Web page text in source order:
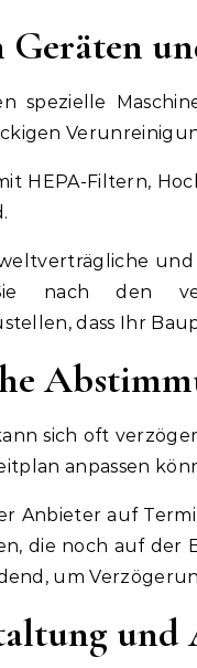
Geräten
spezielle
HEPA-Filtern,
nach den
dass Ihr
sich oft
anpassen
Anbieter auf
die noch auf der
um
und